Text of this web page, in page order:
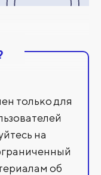
только для
на
об